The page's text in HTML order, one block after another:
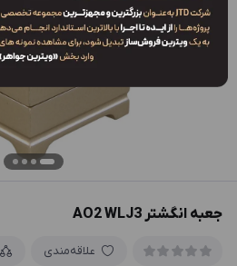
جعبه انگشتر AO2 WLJ3
علاقه‌مندی